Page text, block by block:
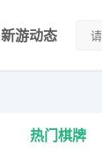
新游动态
热门棋牌